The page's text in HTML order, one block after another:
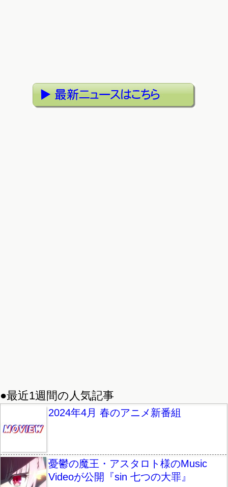
●最近1週間の人気記事
2024年4月 春のアニメ新番組
憂鬱の魔王・アスタロト様のMusic
Videoが公開『sin 七つの大罪』